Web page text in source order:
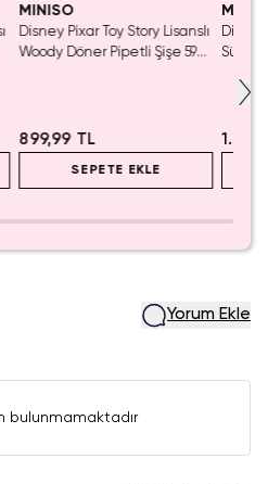
MINISO
Disney Pixar Toy Story Lisanslı
Woody Döner Pipetli Şişe 590
899,99 TL
SEPETE EKLE
Yorum Ekle
bulunmamaktadır